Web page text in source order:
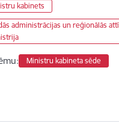
kabinets
administrācijas un reģionālās
Ministru kabineta sēde